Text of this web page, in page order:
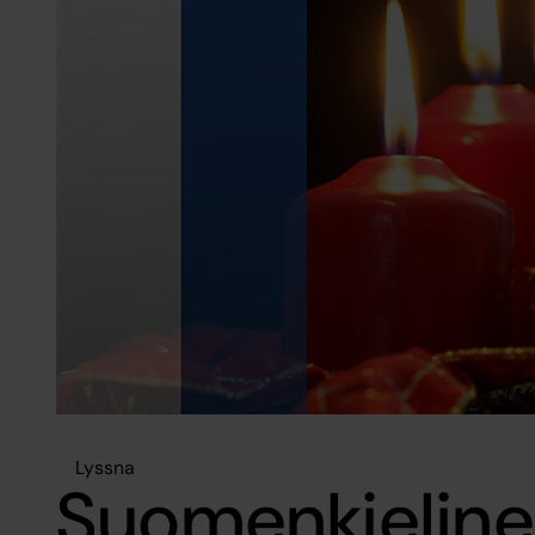
Lyssna